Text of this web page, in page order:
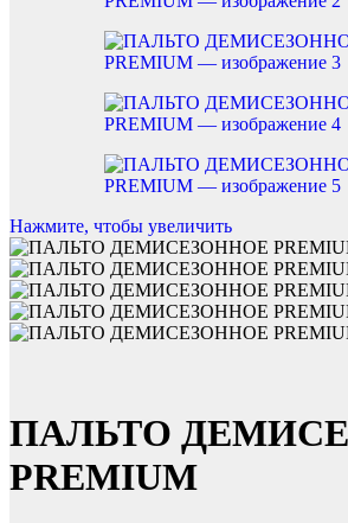
Нажмите, чтобы увеличить
ПАЛЬТО
PREMIUM